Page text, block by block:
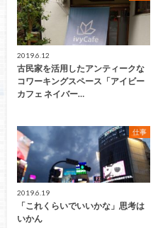
2019.6.12
古民家を活用したアンティークな
コワーキングスペース「アイビー
カフェ ネイバー…
仕事
2019.6.19
「これくらいでいいかな」思考は
いかん